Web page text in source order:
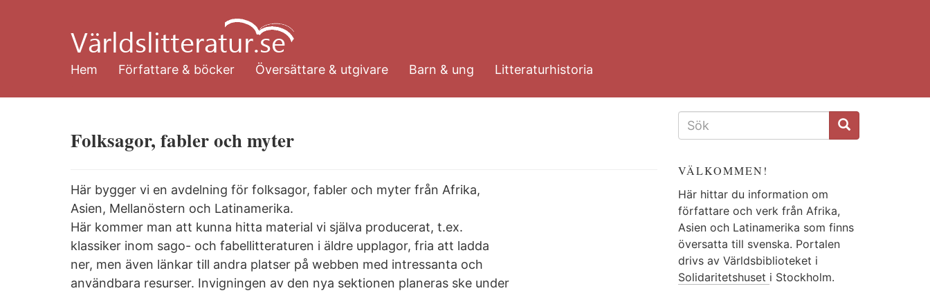
huvudinnehåll
Hem
Författare & böcker Översättare & utgivare Barn & ung Litteraturhistoria
Folksagor, fabler och myter
Här bygger vi en avdelning för folksagor, fabler och myter från Afrika,
Asien, Mellanöstern och Latinamerika.
Här kommer man att kunna hitta material vi själva producerat, t.ex.
klassiker inom sago- och fabellitteraturen i äldre upplagor, fria att ladda
ner, men även länkar till andra platser på webben med intressanta och
användbara resurser. Invigningen av den nya sektionen planeras ske under
SÖKFORMULÄR
VÄLKOMMEN!
Här hittar du information om
författare och verk från Afrika,
Asien och Latinamerika som finns
översatta till svenska. Portalen
drivs av Världsbiblioteket i
Solidaritetshuset i Stockholm.